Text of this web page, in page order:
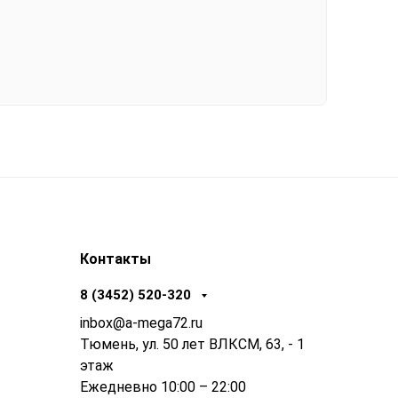
Контакты
8 (3452) 520-320
inbox@a-mega72.ru
Тюмень, ул. 50 лет ВЛКСМ, 63, - 1
этаж
Ежедневно 10:00 – 22:00